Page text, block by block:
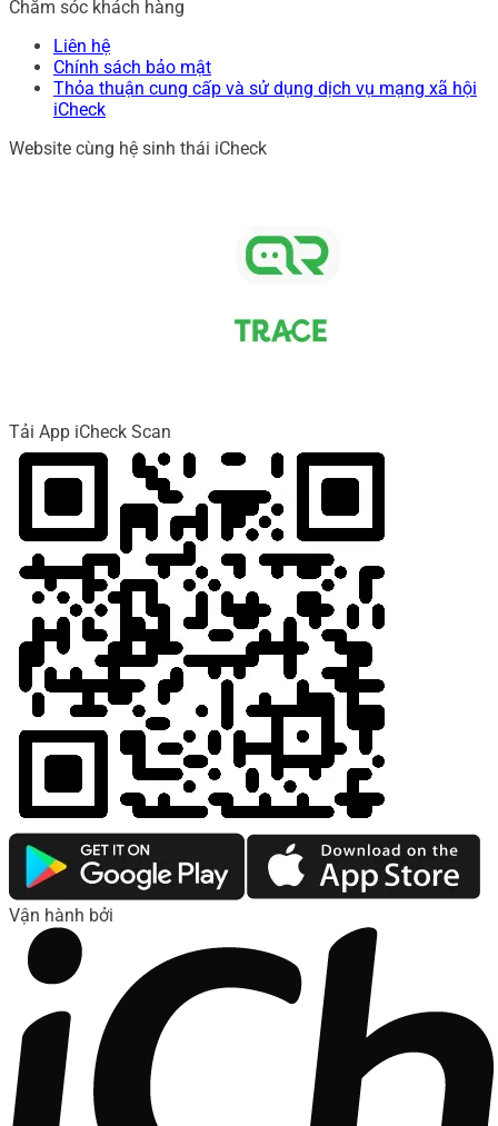
Chăm sóc khách hàng
Liên hệ
Chính sách bảo mật
Thỏa thuận cung cấp và sử dụng dịch vụ mạng xã hội
iCheck
Website cùng hệ sinh thái iCheck
Tải App iCheck Scan
Vận hành bởi